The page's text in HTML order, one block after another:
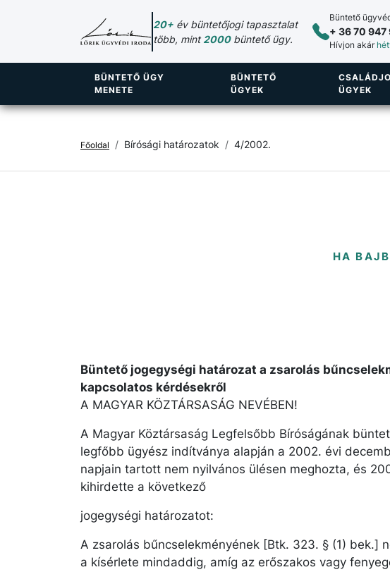
20+ év büntetőjogi tapasztalat
több, mint2000büntető ügy.
Büntető
+ 36 70 947
Hívjon akár
BÜNTETŐ ÜGY
MENETE
BÜNTETŐ
ÜGYEK
ÜGYEK
Főoldal Bírósági határozatok 4/2002.
HA
Büntető jogegységi határozat a zsarolás
kapcsolatos kérdésekről
A MAGYAR KÖZTÁRSASÁG NEVÉBEN!
A Magyar Köztársaság Legfelsőbb Bíróságának
legfőbb ügyész indítványa alapján a 2002. évi
napjain tartott nem nyilvános ülésen meghozta, és
kihirdette a következő
jogegységi határozatot:
A zsarolás bűncselekményének [Btk. 323. § (1) bek.]
a kísérlete mindaddig, amíg az erőszakos vagy